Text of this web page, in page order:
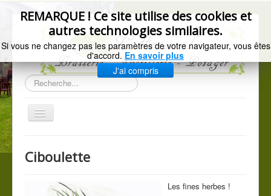
Rechercher
Basculer
Gazette de l'Arsenal
La brasserie
REMARQUE ! Ce site utilise des cookies et
autres technologies similaires.
Si vous ne changez pas les paramètres de votre navigateur, vous êtes
d'accord. En savoir plus
J'ai compris
Ciboulette
Les fines herbes !
précédenteprécédent
suivant